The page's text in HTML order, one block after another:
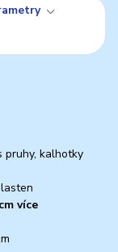
pruhy, kalhotky
více